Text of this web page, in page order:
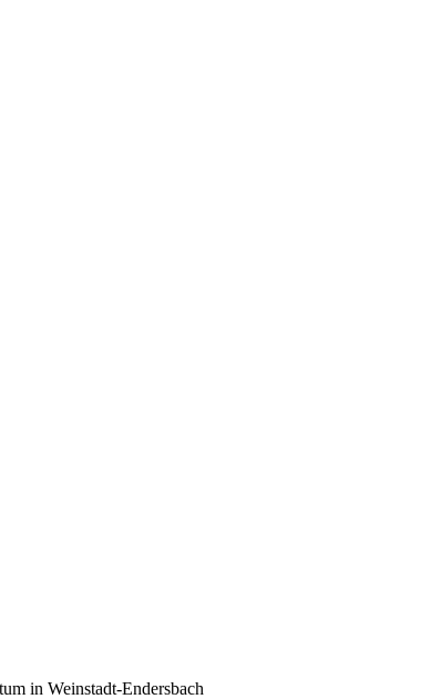
in Weinstadt-Endersbach